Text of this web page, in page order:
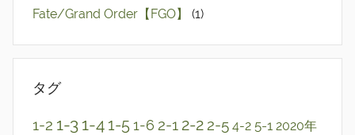
Fate/Grand Order【FGO】
(1)
タグ
1-2 1-3 1-4 1-5 1-6 2-1 2-2 2-5 4-2 5-1 2020年